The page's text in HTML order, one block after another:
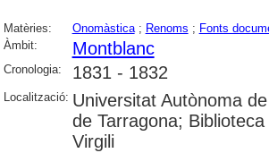
Matèries: Onomàstica; Renoms ; Fonts
Àmbit:
Montblanc
Cronologia: 1831 - 1832
Localització: Universitat Autònoma
de Tarragona;
Virgili